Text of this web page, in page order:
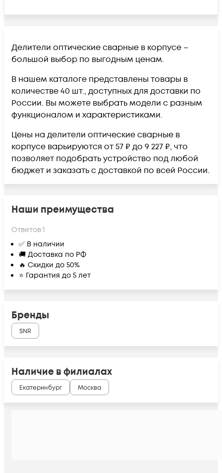
Делители оптические сварные в корпусе –
большой выбор по выгодным ценам.
В нашем каталоге представлены товары в
количестве 40 шт., доступных для доставки по
России. Вы можете выбрать модели с разным
функционалом и характеристиками.
Цены на делители оптические сварные в
корпусе варьируются от 57 ₽ до 9 227 ₽, что
позволяет подобрать устройство под любой
бюджет и заказать с доставкой по всей России.
Наши преимущества
Ответов:1
✅ В наличии
🚚 Доставка по РФ
🔥 Скидки до 50%
⭐ Гарантия до 5 лет
Бренды
SNR
Наличие в филиалах
Екатеринбург Москва